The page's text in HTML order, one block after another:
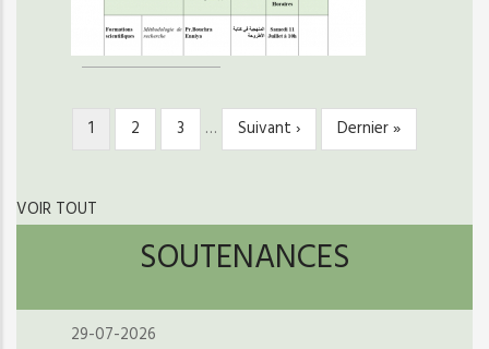
PAGINATION
Page
courante
1 Page
2 Page
3 …
Page
suivante
Suivant ›
Dernière
page
Dernier »
VOIR TOUT
SOUTENANCES
29-07-2026